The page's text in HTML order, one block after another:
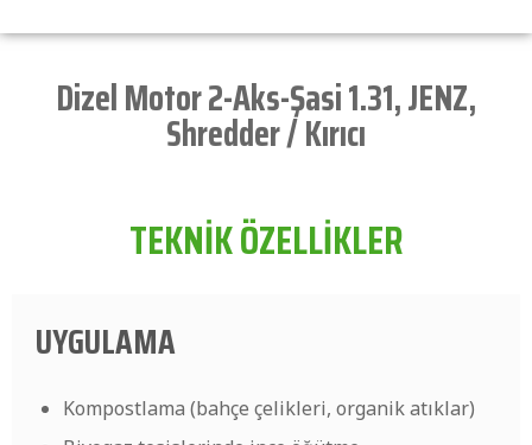
Dizel Motor 2-Aks-Şasi 1.31,JENZ,
Shredder / Kırıcı
TEKNİK ÖZELLİKLER
UYGULAMA
Kompostlama (bahçe çelikleri, organik atıklar)